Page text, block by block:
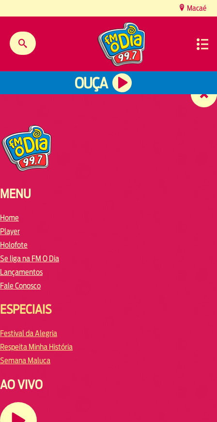
Macaé
OUÇA
MENU
Home
Player
Holofote
Se liga na FM O Dia
Lançamentos
Fale Conosco
ESPECIAIS
Festival da Alegria
Respeita Minha História
Semana Maluca
AO VIVO